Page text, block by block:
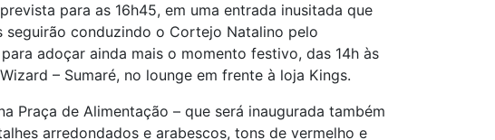
para as 16h45, em uma entrada inusitada que
conduzindo o Cortejo Natalino pelo
adoçar ainda mais o momento festivo, das 14h às
– Sumaré, no lounge em frente à loja Kings.
Praça de Alimentação – que será inaugurada também
arredondados e arabescos, tons de vermelho e